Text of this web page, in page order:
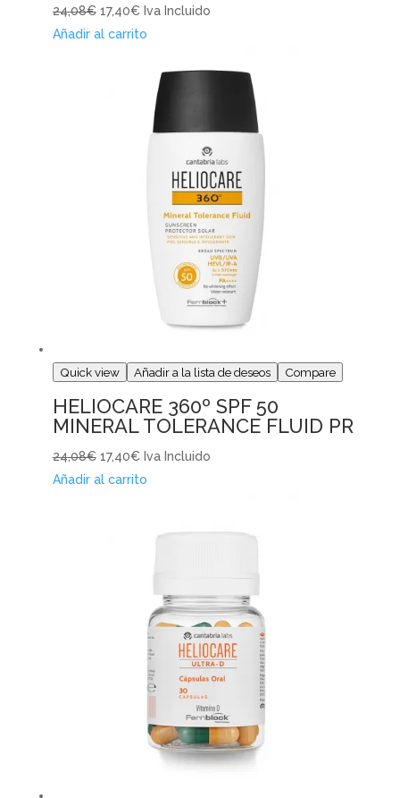
24,08€ 17,40€ Iva Incluido
Añadir al carrito
Quick view Añadir a la lista de deseos Compare
HELIOCARE 360º SPF 50
MINERAL TOLERANCE FLUID PR
24,08€ 17,40€ Iva Incluido
Añadir al carrito